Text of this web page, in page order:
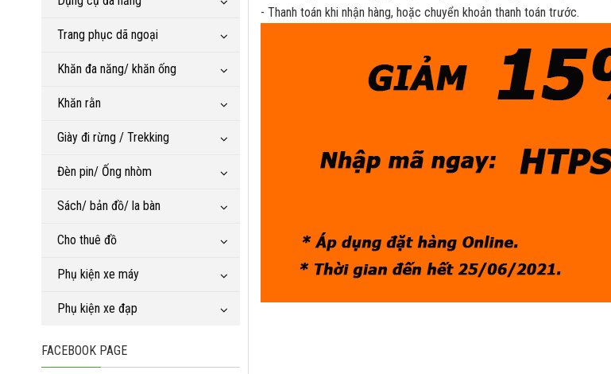
- Thanh toán khi nhận hàng, hoặc chuyển khoản thanh toán trước.
Trang phục dã ngoại
Khăn đa năng/ khăn ống
Khăn rằn
Giày đi rừng / Trekking
Đèn pin/ Ống nhòm
Sách/ bản đồ/ la bàn
Cho thuê đồ
Phụ kiện xe máy
Phụ kiện xe đạp
FACEBOOK PAGE